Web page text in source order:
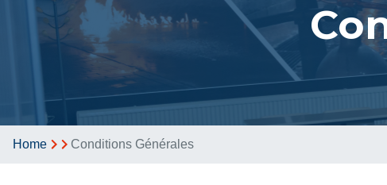
BREADCRUMB
Home Conditions Générales